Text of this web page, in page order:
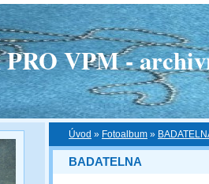
VPM -
Úvod » Fotoalbum »
BADATELNA